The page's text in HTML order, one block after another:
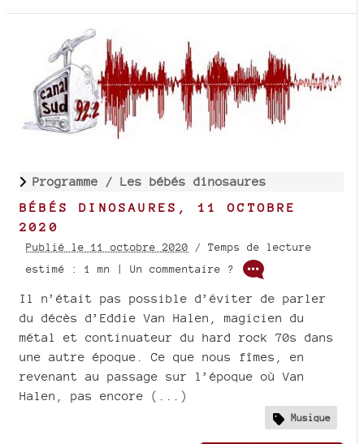
Programme / Les bébés dinosaures
BÉBÉS DINOSAURES, 11 OCTOBRE
2020
Publié le 11 octobre 2020 / Temps de lecture
estimé : 1 mn | Un commentaire ?
Il n’était pas possible d’éviter de parler
du décès d’Eddie Van Halen, magicien du
métal et continuateur du hard rock 70s dans
une autre époque. Ce que nous fîmes, en
revenant au passage sur l’époque où Van
Halen, pas encore (...)
Musique